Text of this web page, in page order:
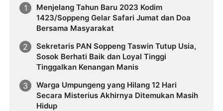
Menjelang Tahun Baru 2023 Kodim
1423/Soppeng Gelar Safari Jumat dan Doa
Bersama Masyarakat
Sekretaris PAN Soppeng Taswin Tutup Usia,
Sosok Berhati Baik dan Loyal Tinggi
Tinggalkan Kenangan Manis
Warga Umpungeng yang Hilang 12 Hari
Secara Misterius Akhirnya Ditemukan Masih
Hidup